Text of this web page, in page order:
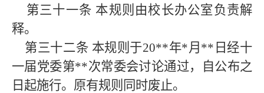
第三十一条 本规则由校长办公室负责解
释。
第三十二条 本规则于20**年*月 ** 日经十
一届党委第**次常委会讨论通过，自公布之
日起施行。原有规则同时废止。